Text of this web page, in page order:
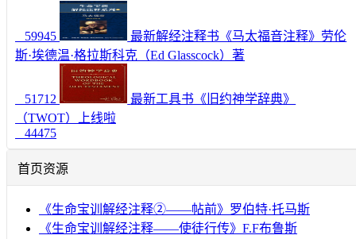
59945
最新解经注释书《马太福音注释》劳伦
斯·埃德温·格拉斯科克（Ed Glasscock）著
51712
最新工具书《旧约神学辞典》
（TWOT）上线啦
44475
首页资源
《生命宝训解经注释②——帖前》罗伯特·托马斯
《生命宝训解经注释——使徒行传》F.F布鲁斯